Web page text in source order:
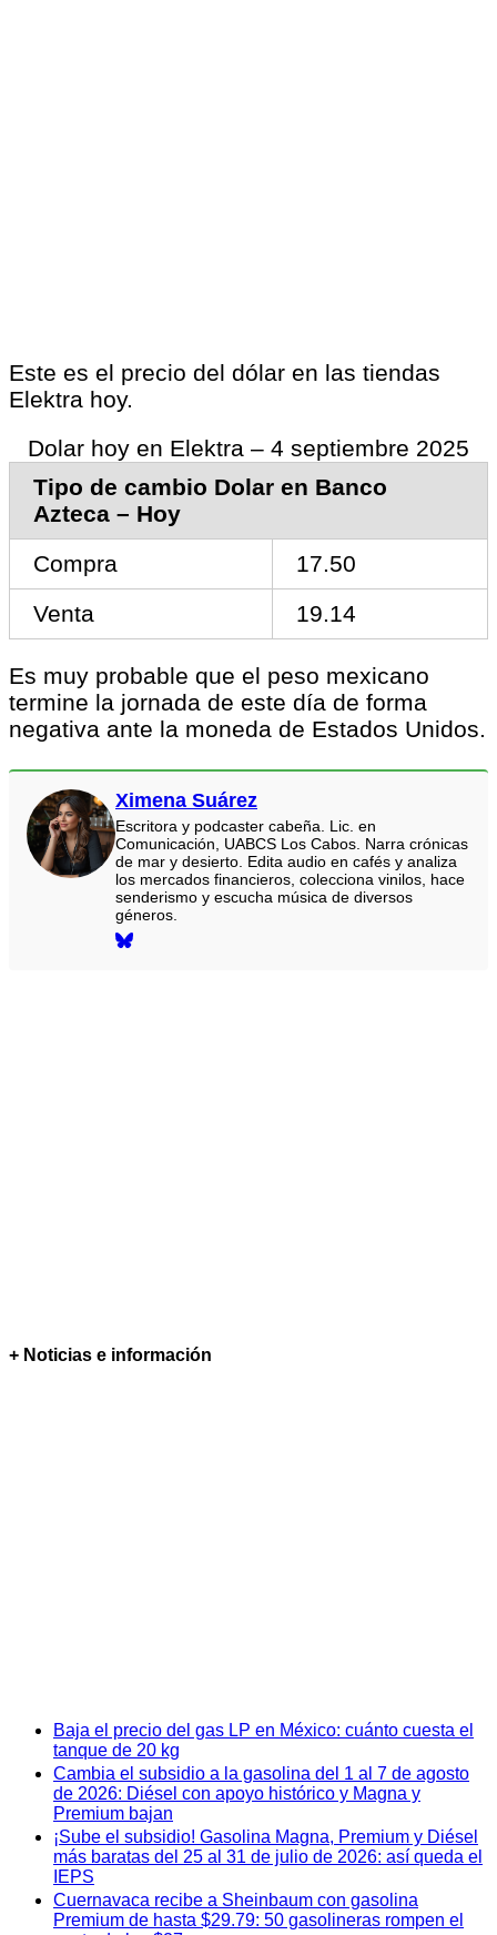
Este es el precio del dólar en las tiendas
Elektra hoy.
Dolar hoy en Elektra – 4 septiembre 2025
Tipo de cambio Dolar en Banco
Azteca – Hoy
Compra
17.50
Venta
19.14
Es muy probable que el peso mexicano
termine la jornada de este día de forma
negativa ante la moneda de Estados Unidos.
Ximena Suárez
Escritora y podcaster cabeña. Lic. en
Comunicación, UABCS Los Cabos. Narra crónicas
de mar y desierto. Edita audio en cafés y analiza
los mercados financieros, colecciona vinilos, hace
senderismo y escucha música de diversos
géneros.
+ Noticias e información
Baja el precio del gas LP en México: cuánto cuesta el
tanque de 20 kg
Cambia el subsidio a la gasolina del 1 al 7 de agosto
de 2026: Diésel con apoyo histórico y Magna y
Premium bajan
¡Sube el subsidio! Gasolina Magna, Premium y Diésel
más baratas del 25 al 31 de julio de 2026: así queda el
IEPS
Cuernavaca recibe a Sheinbaum con gasolina
Premium de hasta $29.79: 50 gasolineras rompen el